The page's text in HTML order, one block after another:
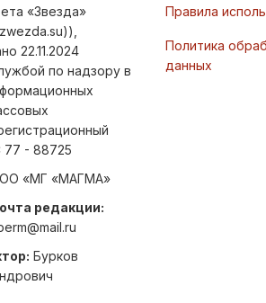
«Звезда»
22.11.2024
по надзору в
- 88725
«МГ «МАГМА»
редакции:
Бурков
Правила
Политика
данных